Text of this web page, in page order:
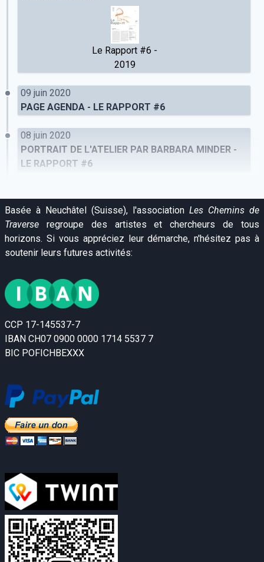
Le Rapport #6 -
2019
09 juin 2020
PAGE AGENDA - LE RAPPORT #6
08 juin 2020
PORTRAIT DE L'ATELIER PAR BARBARA MINDER -
LE RAPPORT #6
Basée à Neuchâtel (Suisse), l'association Les Chemins de
Traverse regroupe des artistes et chercheurs de tous
horizons. Si vous appréciez leur démarche, n'hésitez pas à
soutenir leurs futures activités:
CCP 17-145537-7
IBAN CH07 0900 0000 1714 5537 7
BIC POFICHBEXXX